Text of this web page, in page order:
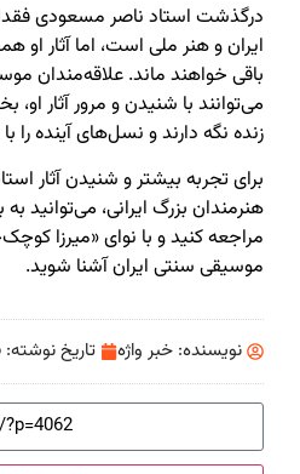
درگذشت استاد ناصر مسعودی
ایران و هنر ملی است، اما آثار او
باقی خواهند ماند. علاقه‌مندان
می‌توانند با شنیدن و مرور آثار
زنده نگه دارند و نسل‌های آینده را
برای تجربه بیشتر و شنیدن آثار
هنرمندان بزرگ ایرانی، می‌توانید
مراجعه کنید و با نوای «میرزا
موسیقی سنتی ایران آشنا شوید.
نویسنده: خبر واژه تاریخ نوشته: 6